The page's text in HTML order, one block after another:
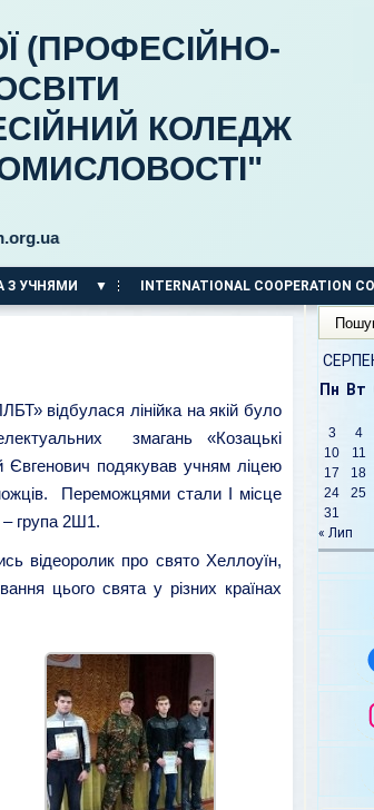
(ПРОФЕСІЙНО-
КОЛЕДЖ
З УЧНЯМИ INTERNATIONAL COOPERATION
відбулася лінійка на якій було
змагань «Козацькі
подякував учням ліцею
Переможцями стали I місце
група 2Ш1.
відеоролик про свято Хеллоуїн,
цього свята у різних країнах
Пошук
по
сайту
Пн
Вт
3
4
10
11
17
18
24
25
31
« Лип